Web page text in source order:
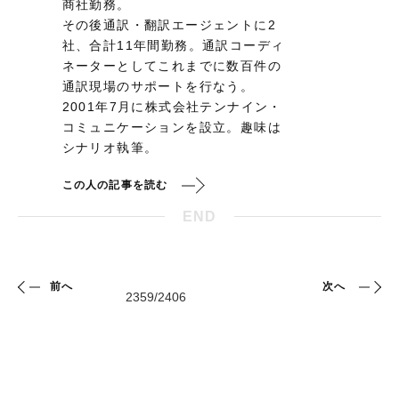
商社勤務。
その後通訳・翻訳エージェントに2
社、合計11年間勤務。通訳コーディ
ネーターとしてこれまでに数百件の
通訳現場のサポートを行なう。
2001年7月に株式会社テンナイン・
コミュニケーションを設立。趣味は
シナリオ執筆。
この人の記事を読む
END
前へ 次へ